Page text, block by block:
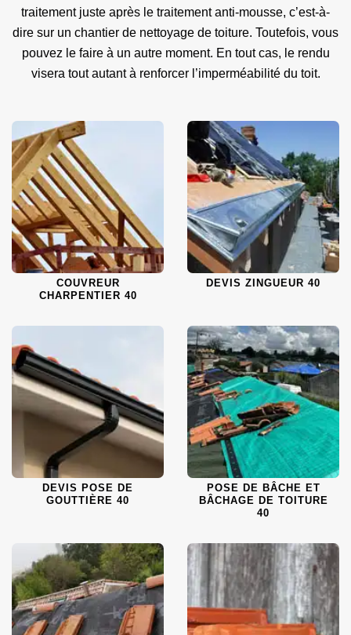
traitement juste après le traitement anti-mousse, c’est-à-
dire sur un chantier de nettoyage de toiture. Toutefois, vous
pouvez le faire à un autre moment. En tout cas, le rendu
visera tout autant à renforcer l’imperméabilité du toit.
COUVREUR
CHARPENTIER 40
DEVIS ZINGUEUR 40
DEVIS POSE DE
GOUTTIÈRE 40
POSE DE BÂCHE ET
BÂCHAGE DE TOITURE
40